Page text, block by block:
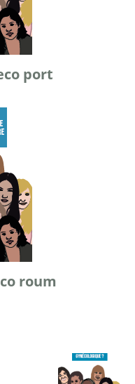
port
roum